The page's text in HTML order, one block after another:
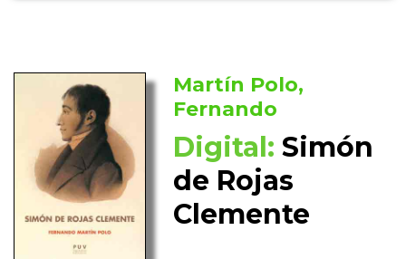
Martín Polo,
Fernando
Digital: Simón
de Rojas
Clemente